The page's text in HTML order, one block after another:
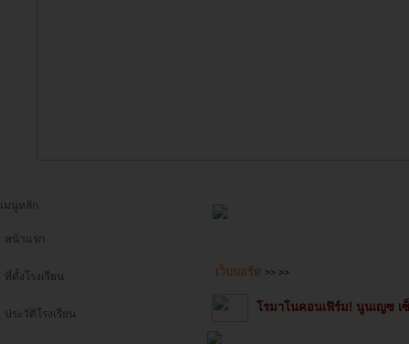
เมนูหลัก
หน้าแรก
ที่ตั้งโรงเรียน
ประวัติโรงเรียน
เว็บบอร์ด >> >>
โรมาโนคอนเฟิร์ม! นูนเญซ เ